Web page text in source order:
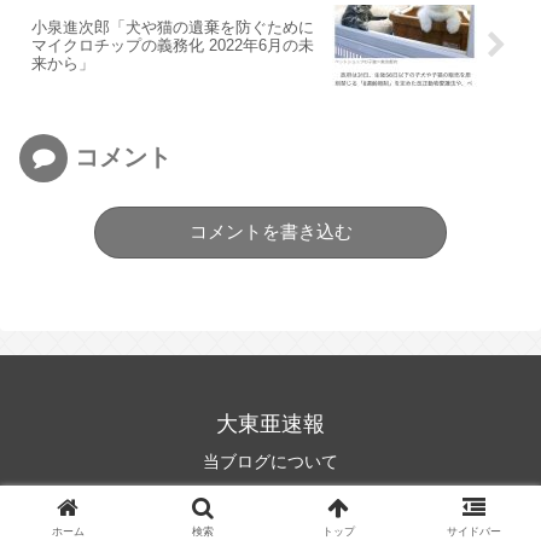
小泉進次郎「犬や猫の遺棄を防ぐために
マイクロチップの義務化 2022年6月の未
来から」
コメント
コメントを書き込む
大東亜速報
当ブログについて
© 2021 大東亜速報.
ホーム 検索 トップ サイドバー